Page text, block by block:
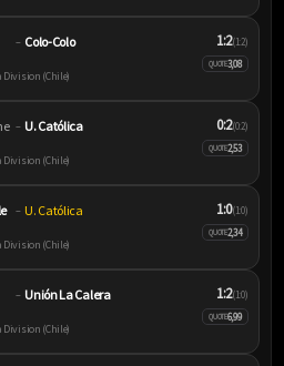
– Colo-Colo
(Chile)
1:2(1:2)
QUOTE3,08
– U. Católica
(Chile)
0:2(0:2)
QUOTE2,53
– U. Católica
(Chile)
1:0(1:0)
QUOTE2,34
– Unión La Calera
(Chile)
1:2(1:0)
QUOTE6,99